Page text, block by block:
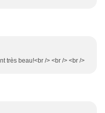
très beau!<br /> <br /> <br />